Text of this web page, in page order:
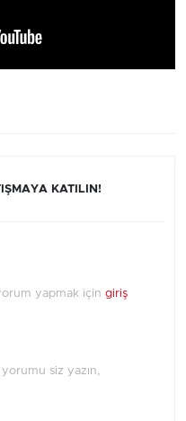
KATILIN!
yapmak için giriş
siz yazın,